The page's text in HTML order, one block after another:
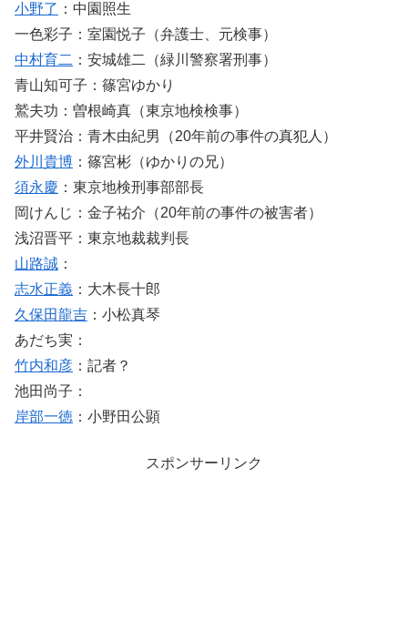
小野了 ：中園照生
一色彩子：室園悦子（弁護士、元検事）
中村育二 ：安城雄二（緑川警察署刑事）
青山知可子：篠宮ゆかり
鷲夫功：曽根崎真（東京地検検事）
平井賢治：青木由紀男（20年前の事件の真犯人）
外川貴博 ：篠宮彬（ゆかりの兄）
須永慶 ：東京地検刑事部部長
岡けんじ：金子祐介（20年前の事件の被害者）
浅沼晋平：東京地裁裁判長
山路誠 ：
志水正義 ：大木長十郎
久保田龍吉 ：小松真琴
あだち実：
竹内和彦 ：記者？
池田尚子：
岸部一徳 ：小野田公顕
スポンサーリンク